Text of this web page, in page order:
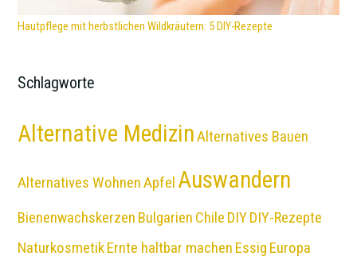
Hautpflege mit herbstlichen Wildkräutern: 5 DIY-Rezepte
Schlagworte
Alternative MedizinAlternatives Bauen
Alternatives WohnenApfel Auswandern
Bienenwachskerzen Bulgarien Chile DIYDIY-Rezepte
NaturkosmetikErnte haltbar machen Essig Europa